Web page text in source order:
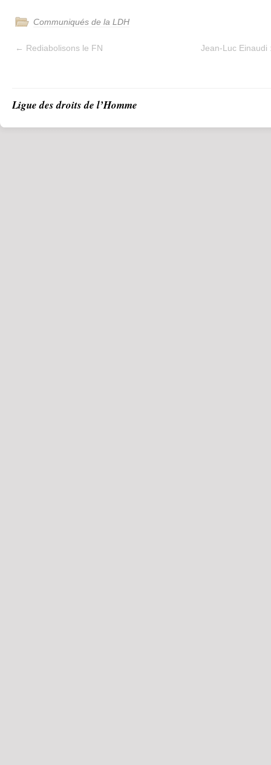
Communiqués de la LDH
← Rediabolisons le FN Jean-Luc Einaudi
Ligue des droits de l’Homme